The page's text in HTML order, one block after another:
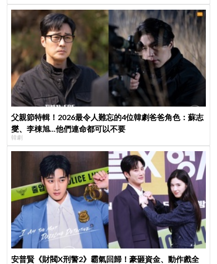
父親節特輯！2026最令人難忘的4位韓劇爸爸角色：蘇志
燮、李棟旭...他們連命都可以不要
韓劇
安普賢《財閥X刑警2》霸氣回歸！豪砸資金、動作戲全